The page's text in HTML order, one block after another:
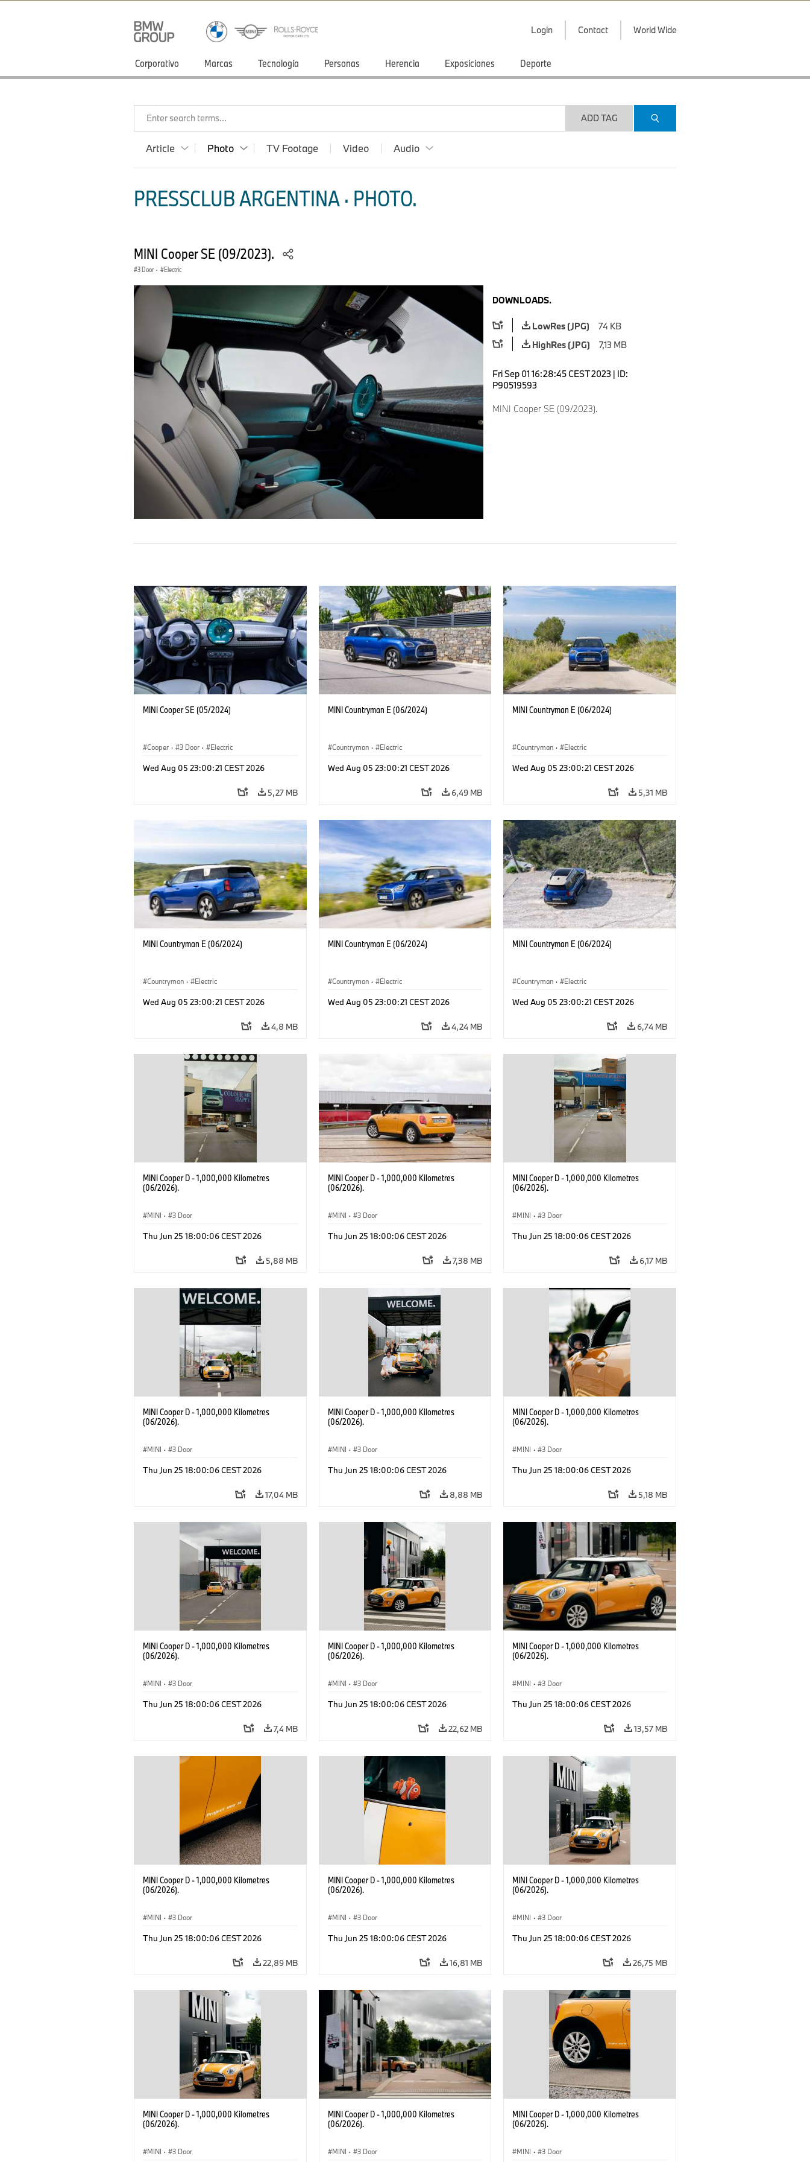
Login Contact World Wide
Corporativo Marcas Tecnología Personas Herencia Exposiciones Deporte
Enter search terms... ADD TAG
Article Photo TV Footage Video Audio
PRESSCLUB ARGENTINA · PHOTO.
MINI Cooper SE (09/2023).
3 Door · Electric
DOWNLOADS.
LowRes (JPG)
74 KB
HighRes (JPG)
7,13 MB
Fri Sep 01 16:28:45 CEST 2023 | ID:
P90519593
MINI Cooper SE (09/2023).
MINI Cooper SE (05/2024)
Cooper · 3 Door · Electric
Wed Aug 05 23:00:21 CEST 2026
5,27 MB
MINI Countryman E (06/2024)
Countryman · Electric
Wed Aug 05 23:00:21 CEST 2026
6,49 MB
MINI Countryman E (06/2024)
Countryman · Electric
Wed Aug 05 23:00:21 CEST 2026
5,31 MB
MINI Countryman E (06/2024)
Countryman · Electric
Wed Aug 05 23:00:21 CEST 2026
4,8 MB
MINI Countryman E (06/2024)
Countryman · Electric
Wed Aug 05 23:00:21 CEST 2026
4,24 MB
MINI Countryman E (06/2024)
Countryman · Electric
Wed Aug 05 23:00:21 CEST 2026
6,74 MB
MINI Cooper D - 1,000,000 Kilometres
(06/2026).
MINI · 3 Door
Thu Jun 25 18:00:06 CEST 2026
5,88 MB
MINI Cooper D - 1,000,000 Kilometres
(06/2026).
MINI · 3 Door
Thu Jun 25 18:00:06 CEST 2026
7,38 MB
MINI Cooper D - 1,000,000 Kilometres
(06/2026).
MINI · 3 Door
Thu Jun 25 18:00:06 CEST 2026
6,17 MB
MINI Cooper D - 1,000,000 Kilometres
(06/2026).
MINI · 3 Door
Thu Jun 25 18:00:06 CEST 2026
17,04 MB
MINI Cooper D - 1,000,000 Kilometres
(06/2026).
MINI · 3 Door
Thu Jun 25 18:00:06 CEST 2026
8,88 MB
MINI Cooper D - 1,000,000 Kilometres
(06/2026).
MINI · 3 Door
Thu Jun 25 18:00:06 CEST 2026
5,18 MB
MINI Cooper D - 1,000,000 Kilometres
(06/2026).
MINI · 3 Door
Thu Jun 25 18:00:06 CEST 2026
7,4 MB
MINI Cooper D - 1,000,000 Kilometres
(06/2026).
MINI · 3 Door
Thu Jun 25 18:00:06 CEST 2026
22,62 MB
MINI Cooper D - 1,000,000 Kilometres
(06/2026).
MINI · 3 Door
Thu Jun 25 18:00:06 CEST 2026
13,57 MB
MINI Cooper D - 1,000,000 Kilometres
(06/2026).
MINI · 3 Door
Thu Jun 25 18:00:06 CEST 2026
22,89 MB
MINI Cooper D - 1,000,000 Kilometres
(06/2026).
MINI · 3 Door
Thu Jun 25 18:00:06 CEST 2026
16,81 MB
MINI Cooper D - 1,000,000 Kilometres
(06/2026).
MINI · 3 Door
Thu Jun 25 18:00:06 CEST 2026
26,75 MB
MINI Cooper D - 1,000,000 Kilometres
(06/2026).
MINI · 3 Door
MINI Cooper D - 1,000,000 Kilometres
(06/2026).
MINI · 3 Door
MINI Cooper D - 1,000,000 Kilometres
(06/2026).
MINI · 3 Door